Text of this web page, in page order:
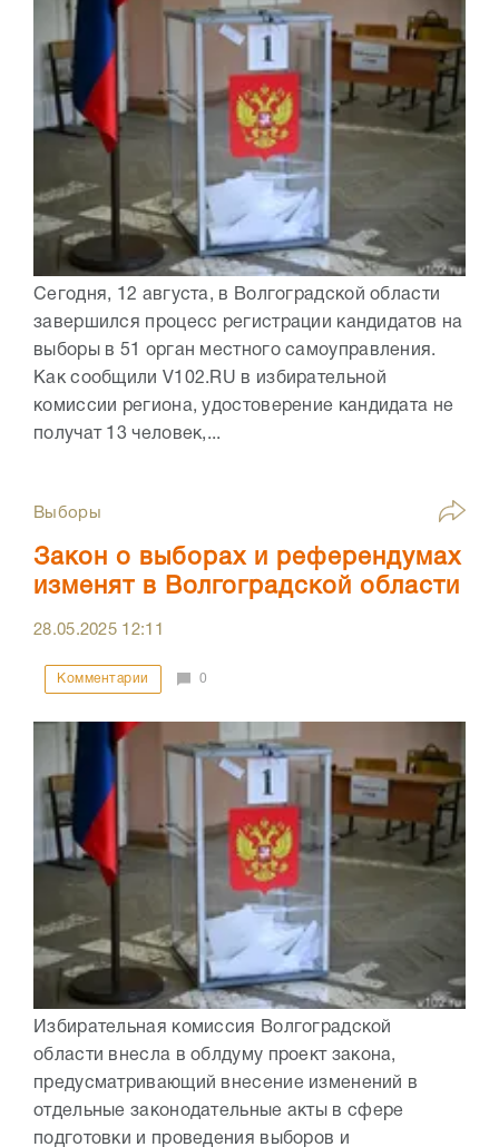
Сегодня, 12 августа, в Волгоградской области
завершился процесс регистрации кандидатов на
выборы в 51 орган местного самоуправления.
Как сообщили V102.RU в избирательной
комиссии региона, удостоверение кандидата не
получат 13 человек,...
Выборы
Закон о выборах и референдумах
изменят в Волгоградской области
28.05.2025 12:11
Комментарии 0
Избирательная комиссия Волгоградской
области внесла в облдуму проект закона,
предусматривающий внесение изменений в
отдельные законодательные акты в сфере
подготовки и проведения выборов и